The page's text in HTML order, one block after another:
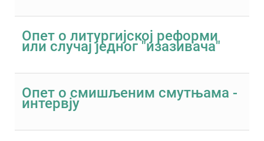
Опет о литургијској реформи
или случај једног "изазивача"
Опет о смишљеним смутњама -
интервју